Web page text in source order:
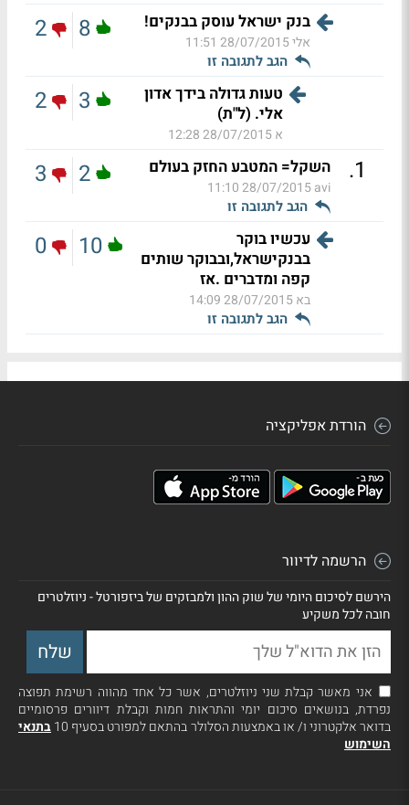
בנק ישראל עוסק בבנקים!
אלי28/07/2015 11:51
הגב לתגובה זו
8
2
טעות גדולה בידך אדון
אלי. (ל"ת)
א28/07/2015 12:28
3
2
1
. השקל= המטבע החזק בעולם
avi
28/07/2015 11:10
הגב לתגובה זו
2
3
עכשיו בוקר
בבנקישראל,ובבוקר שותים
קפה ומדברים .אז
בא28/07/2015 14:09
הגב לתגובה זו
10
0
הורדת אפליקציה
הרשמה לדיוור
הירשם לסיכום היומי של שוק ההון ולמבזקים של ביזפורטל - ניוזלטרים
חובה לכל משקיע
אני מאשר קבלת שני ניוזלטרים, אשר כל אחד מהווה רשימת תפוצה
נפרדת, בנושאים סיכום יומי והתראות חמות וקבלת דיוורים פרסומיים
בדואר אלקטרוני ו/ או באמצעות הסלולר בהתאם למפורט בסעיף 10
בתנאי
השימוש